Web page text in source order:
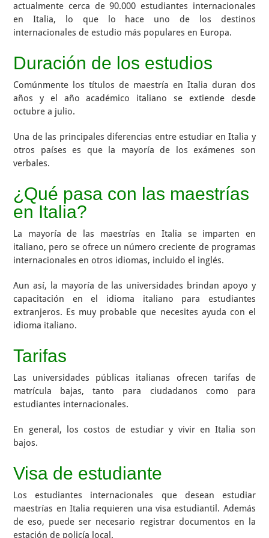
actualmente cerca de 90.000 estudiantes internacionales
en Italia, lo que lo hace uno de los destinos
internacionales de estudio más populares en Europa.
Duración de los estudios
Comúnmente los títulos de maestría en Italia duran dos
años y el año académico italiano se extiende desde
octubre a julio.
Una de las principales diferencias entre estudiar en Italia y
otros países es que la mayoría de los exámenes son
verbales.
¿Qué pasa con las maestrías
en Italia?
La mayoría de las maestrías en Italia se imparten en
italiano, pero se ofrece un número creciente de programas
internacionales en otros idiomas, incluido el inglés.
Aun así, la mayoría de las universidades brindan apoyo y
capacitación en el idioma italiano para estudiantes
extranjeros. Es muy probable que necesites ayuda con el
idioma italiano.
Tarifas
Las universidades públicas italianas ofrecen tarifas de
matrícula bajas, tanto para ciudadanos como para
estudiantes internacionales.
En general, los costos de estudiar y vivir en Italia son
bajos.
Visa de estudiante
Los estudiantes internacionales que desean estudiar
maestrías en Italia requieren una visa estudiantil. Además
de eso, puede ser necesario registrar documentos en la
estación de policía local.